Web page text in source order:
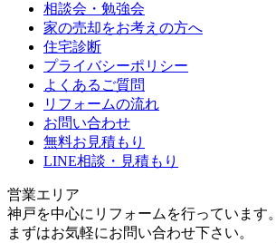
相談会・勉強会
家の売却をお考えの方へ
住宅診断
プライバシーポリシー
よくあるご質問
リフォームの流れ
お問い合わせ
無料お見積もり
LINE相談・見積もり
営業エリア
神戸を中心にリフォームを行っています。
まずはお気軽にお問い合わせ下さい。